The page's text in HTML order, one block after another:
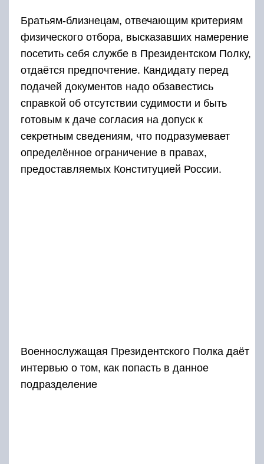
Братьям-близнецам, отвечающим критериям
физического отбора, высказавших намерение
посетить себя службе в Президентском Полку,
отдаётся предпочтение. Кандидату перед
подачей документов надо обзавестись
справкой об отсутствии судимости и быть
готовым к даче согласия на допуск к
секретным сведениям, что подразумевает
определённое ограничение в правах,
предоставляемых Конституцией России.
Военнослужащая Президентского Полка даёт
интервью о том, как попасть в данное
подразделение